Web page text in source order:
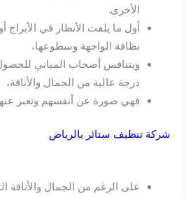
الأخرى.
أول ما يلفت الأنظار في الأبراج
نظافة الواجهة وسطوعها،
ويتنافس أصحاب المباني
درجة عالية من الجمال والأناقة،
فهي صورة عن أنفسهم وتعبر
شركة تنظيف ستائر بالرياض
على الرغم من الجمال والأناقة